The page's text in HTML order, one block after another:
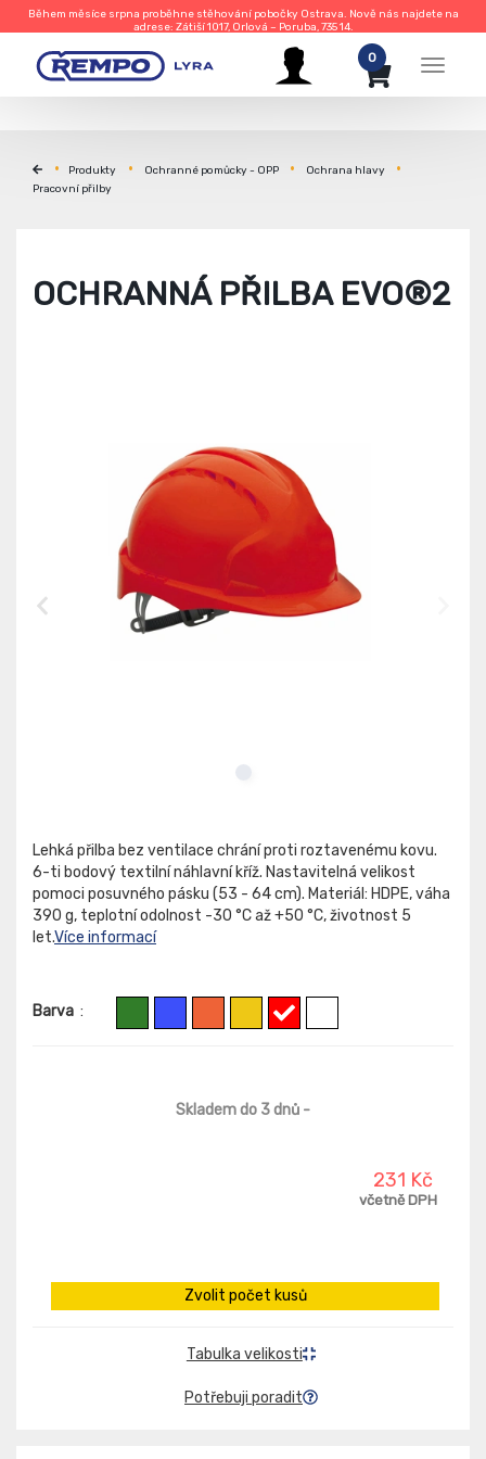
Během měsíce srpna proběhne stěhování pobočky Ostrava. Nově nás najdete na
adrese: Zátiší 1017, Orlová – Poruba, 735 14.
Menu
0
Produkty Ochranné pomůcky - OPP
Ochrana hlavy
Pracovní přilby
OCHRANNÁ PŘILBA EVO®2
Lehká přilba bez ventilace chrání proti roztavenému kovu.
6-ti bodový textilní náhlavní kříž. Nastavitelná velikost
pomoci posuvného pásku (53 - 64 cm). Materiál: HDPE, váha
390 g, teplotní odolnost -30 °C až +50 °C, životnost 5
let.Více informací
Barva :
Skladem do 3 dnů -
231 Kč
včetně DPH
Zvolit počet kusů
Tabulka velikosti
Potřebuji poradit